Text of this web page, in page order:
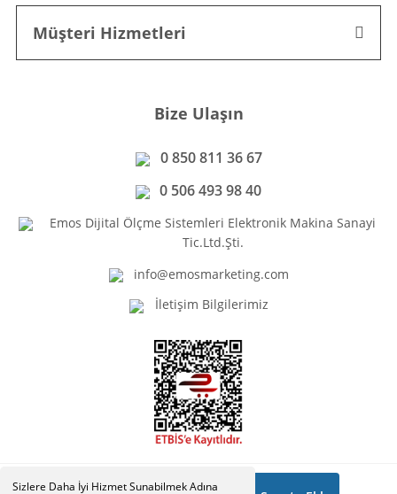
Sizlere Daha İyi Hizmet Sunabilmek Adına
Müşteri Hizmetleri
Bize Ulaşın
0 850 811 36 67
0 506 493 98 40
Emos Dijital Ölçme Sistemleri Elektronik Makina Sanayi
Tic.Ltd.Şti.
info@emosmarketing.com
İletişim Bilgilerimiz